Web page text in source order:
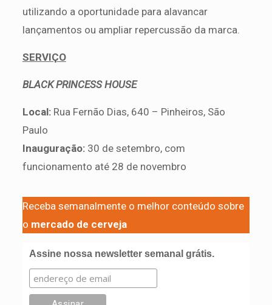
utilizando a oportunidade para alavancar
lançamentos ou ampliar repercussão da marca.
SERVIÇO
BLACK PRINCESS HOUSE
Local: Rua Fernão Dias, 640 – Pinheiros, São
Paulo
Inauguração: 30 de setembro, com
funcionamento até 28 de novembro
Receba semanalmente o melhor conteúdo sobre
o mercado de cerveja
Assine nossa newsletter semanal grátis.